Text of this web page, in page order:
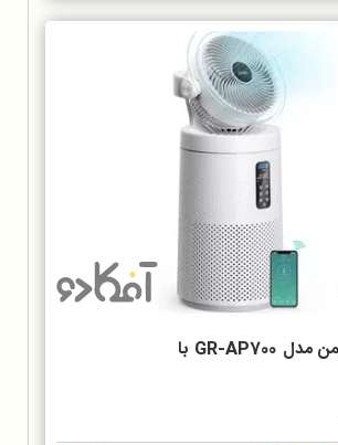
تصفیه هوا گریمن مدل GR-AP700 با